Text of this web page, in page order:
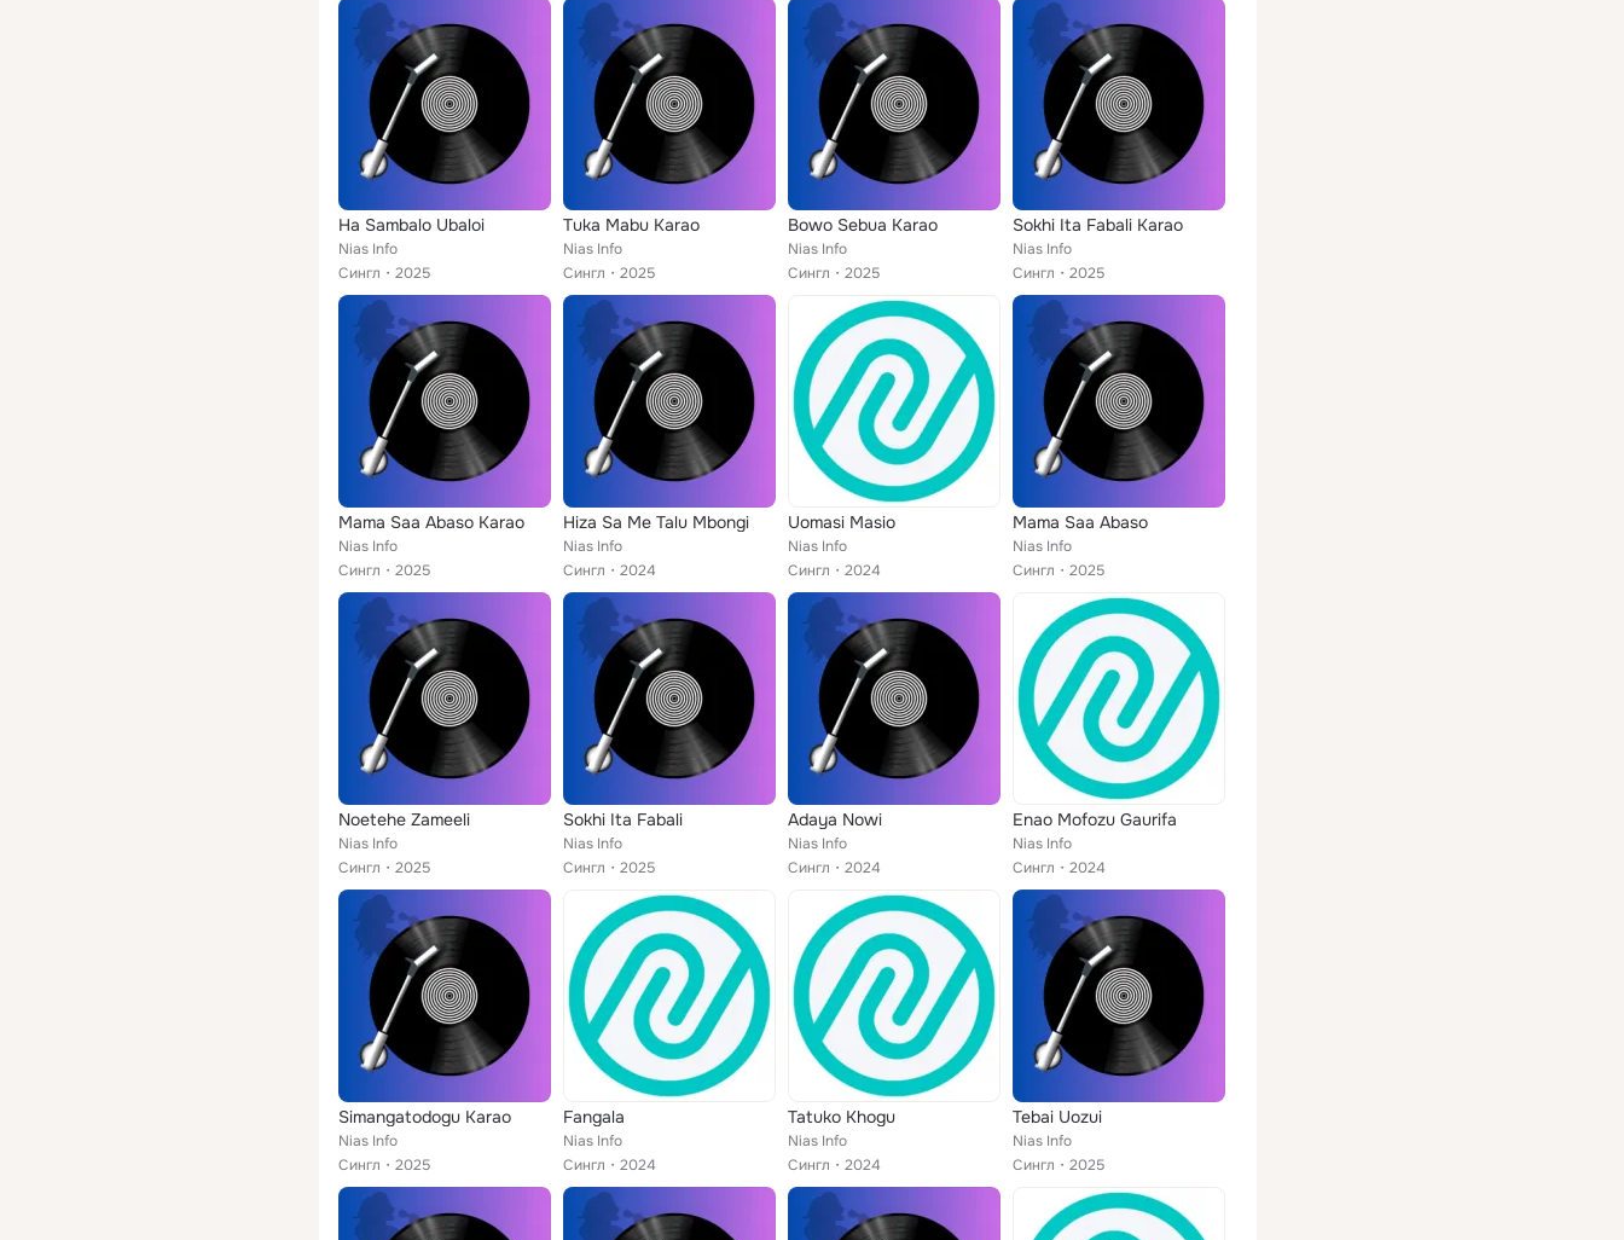
Ha Sambalo Ubaloi
Nias Info
Сингл
2025
Tuka Mabu Karao
Nias Info
Сингл
2025
Bowo Sebua Karao
Nias Info
Сингл
2025
Sokhi Ita Fabali Karao
Nias Info
Сингл
2025
Mama Saa Abaso Karao
Nias Info
Сингл
2025
Hiza Sa Me Talu Mbongi
Nias Info
Сингл
2024
Uomasi Masio
Nias Info
Сингл
2024
Mama Saa Abaso
Nias Info
Сингл
2025
Noetehe Zameeli
Nias Info
Сингл
2025
Sokhi Ita Fabali
Nias Info
Сингл
2025
Adaya Nowi
Nias Info
Сингл
2024
Enao Mofozu Gaurifa
Nias Info
Сингл
2024
Simangatodogu Karao
Nias Info
Сингл
2025
Fangala
Nias Info
Сингл
2024
Tatuko Khogu
Nias Info
Сингл
2024
Tebai Uozui
Nias Info
Сингл
2025